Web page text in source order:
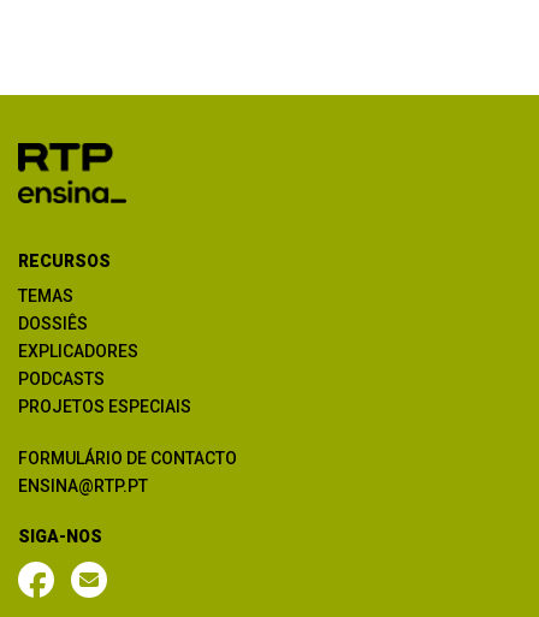
RECURSOS
TEMAS
DOSSIÊS
EXPLICADORES
PODCASTS
PROJETOS ESPECIAIS
FORMULÁRIO DE CONTACTO
ENSINA@RTP.PT
SIGA-NOS